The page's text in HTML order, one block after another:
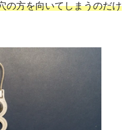
の方を向いてしまうのだけ